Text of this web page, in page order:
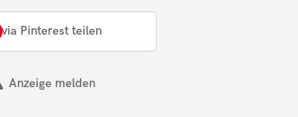
via Pinterest teilen
Anzeige melden